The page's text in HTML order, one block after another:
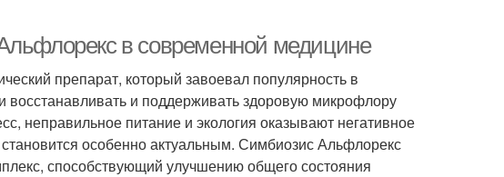
в современной медицине
препарат, который завоевал популярность в
восстанавливать и поддерживать здоровую микрофлору
неправильное питание и экология оказывают негативное
особенно актуальным. Симбиозис Альфлорекс
способствующий улучшению общего состояния